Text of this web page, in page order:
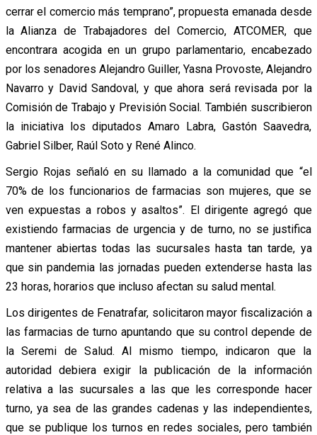
cerrar el comercio más temprano”, propuesta emanada desde
la Alianza de Trabajadores del Comercio, ATCOMER, que
encontrara acogida en un grupo parlamentario, encabezado
por los senadores Alejandro Guiller, Yasna Provoste, Alejandro
Navarro y David Sandoval, y que ahora será revisada por la
Comisión de Trabajo y Previsión Social. También suscribieron
la iniciativa los diputados Amaro Labra, Gastón Saavedra,
Gabriel Silber, Raúl Soto y René Alinco.
Sergio Rojas señaló en su llamado a la comunidad que “el
70% de los funcionarios de farmacias son mujeres, que se
ven expuestas a robos y asaltos”. El dirigente agregó que
existiendo farmacias de urgencia y de turno, no se justifica
mantener abiertas todas las sucursales hasta tan tarde, ya
que sin pandemia las jornadas pueden extenderse hasta las
23 horas, horarios que incluso afectan su salud mental.
Los dirigentes de Fenatrafar, solicitaron mayor fiscalización a
las farmacias de turno apuntando que su control depende de
la Seremi de Salud. Al mismo tiempo, indicaron que la
autoridad debiera exigir la publicación de la información
relativa a las sucursales a las que les corresponde hacer
turno, ya sea de las grandes cadenas y las independientes,
que se publique los turnos en redes sociales, pero también